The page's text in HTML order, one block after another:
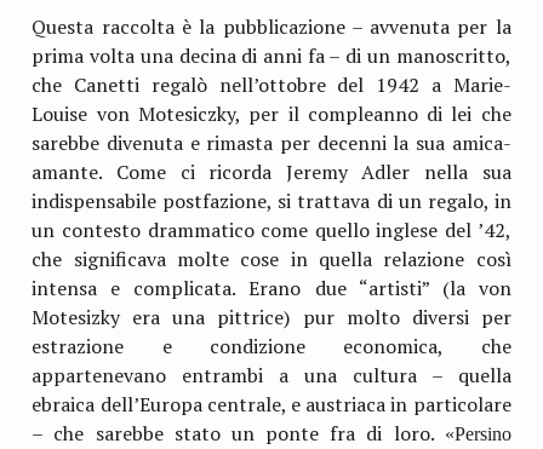
Questa raccolta è la pubblicazione – avvenuta per la
prima volta una decina di anni fa – di un manoscritto,
che Canetti regalò nell’ottobre del 1942 a Marie-
Louise von Motesiczky, per il compleanno di lei che
sarebbe divenuta e rimasta per decenni la sua amica-
amante. Come ci ricorda Jeremy Adler nella sua
indispensabile postfazione, si trattava di un regalo, in
un contesto drammatico come quello inglese del ’42,
che significava molte cose in quella relazione così
intensa e complicata. Erano due “artisti” (la von
Motesizky era una pittrice) pur molto diversi per
estrazione e condizione economica, che
appartenevano entrambi a una cultura – quella
ebraica dell’Europa centrale, e austriaca in particolare
– che sarebbe stato un ponte fra di loro. «Persino